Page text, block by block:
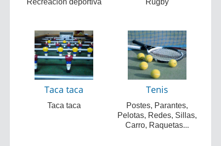
Taca taca
Taca taca
Tenis
Postes, Parantes,
Pelotas, Redes, Sillas,
Carro, Raquetas...